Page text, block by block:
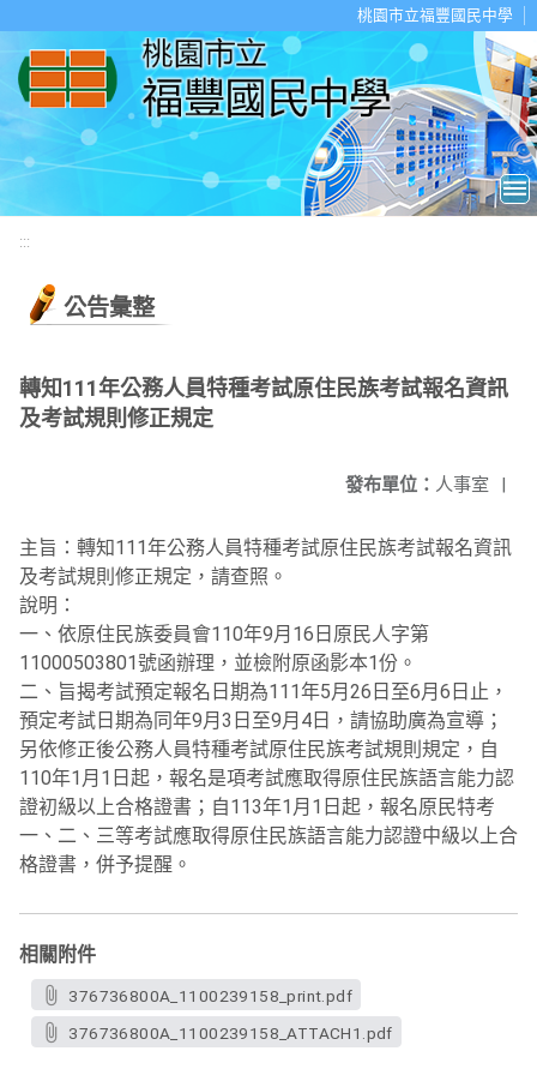
桃園市立福豐國民中學
:::
公告彙整
轉知111年公務人員特種考試原住民族考試報名資訊
及考試規則修正規定
發布單位： 人事室 |
主旨：轉知111年公務人員特種考試原住民族考試報名資訊
及考試規則修正規定，請查照。
說明：
一、依原住民族委員會110年9月16日原民人字第
11000503801號函辦理，並檢附原函影本1份。
二、旨揭考試預定報名日期為111年5月26日至6月6日止，
預定考試日期為同年9月3日至9月4日，請協助廣為宣導；
另依修正後公務人員特種考試原住民族考試規則規定，自
110年1月1日起，報名是項考試應取得原住民族語言能力認
證初級以上合格證書；自113年1月1日起，報名原民特考
一、二、三等考試應取得原住民族語言能力認證中級以上合
格證書，併予提醒。
相關附件
376736800A_1100239158_print.pdf
376736800A_1100239158_ATTACH1.pdf